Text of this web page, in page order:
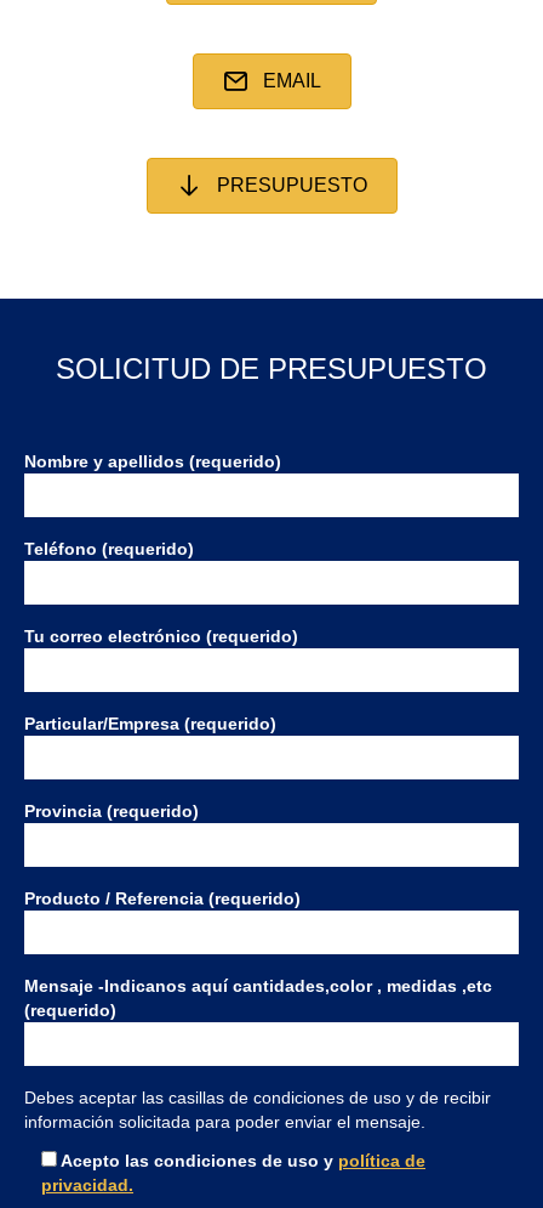
EMAIL
PRESUPUESTO
SOLICITUD DE PRESUPUESTO
Nombre y apellidos (requerido)
Teléfono (requerido)
Tu correo electrónico (requerido)
Particular/Empresa (requerido)
Provincia (requerido)
Producto / Referencia (requerido)
Mensaje -Indicanos aquí cantidades,color , medidas ,etc
(requerido)
Debes aceptar las casillas de condiciones de uso y de recibir
información solicitada para poder enviar el mensaje.
Acepto las condiciones de uso y política de
privacidad.